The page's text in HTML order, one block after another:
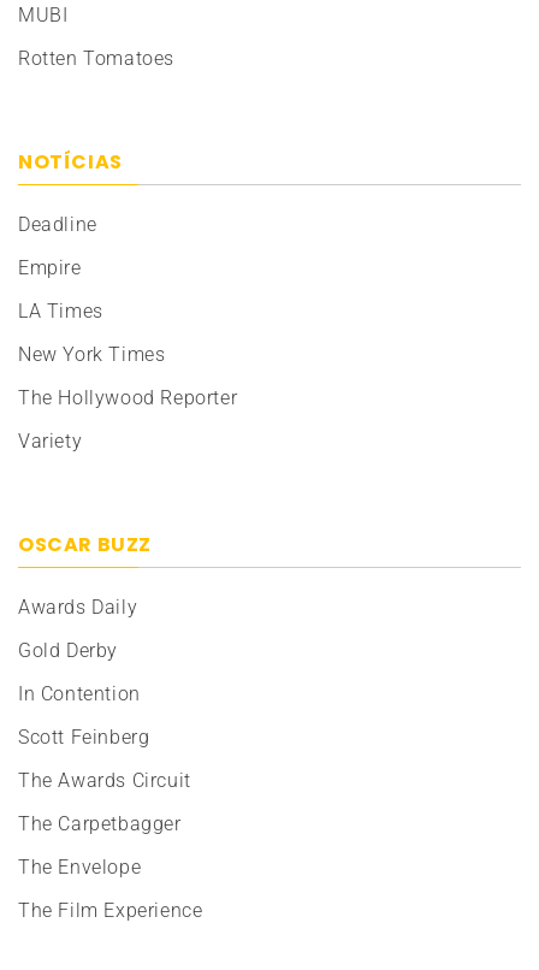
MUBI
Rotten Tomatoes
NOTÍCIAS
Deadline
Empire
LA Times
New York Times
The Hollywood Reporter
Variety
OSCAR BUZZ
Awards Daily
Gold Derby
In Contention
Scott Feinberg
The Awards Circuit
The Carpetbagger
The Envelope
The Film Experience